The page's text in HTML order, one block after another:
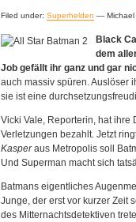
Filed under: Superhelden — Michael
Black
dem
Job gefällt ihr ganz und gar
auch massiv spüren. Auslöser
sie ist eine
Vicki Vale, Reporterin, hat ihre
Verletzungen bezahlt. Jetzt
Kasperaus Metropolis soll
Und Superman macht sich
Batmans eigentliches
Junge, der erst vor kurzer Zeit
des Mitternachtsdetektiven